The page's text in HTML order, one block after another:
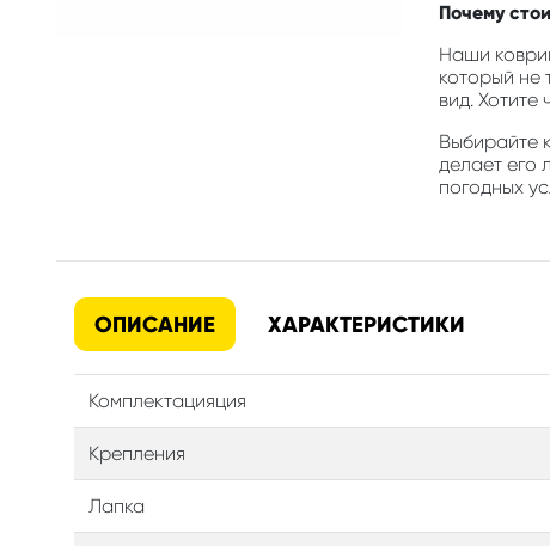
Почему
Наши
который не
вид. Хотите
Выбирайте
делает его
погодных
ОПИСАНИЕ ХАРАКТЕРИСТИКИ
Комплектацияция
Крепления
Лапка